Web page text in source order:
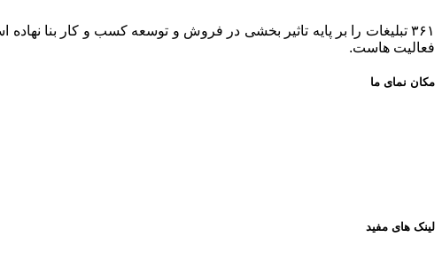
فعالیت هاست.
مکان نمای ما
لینک های مفید